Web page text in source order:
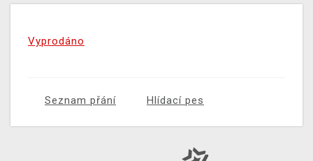
Vyprodáno
Seznam přání Hlídací pes